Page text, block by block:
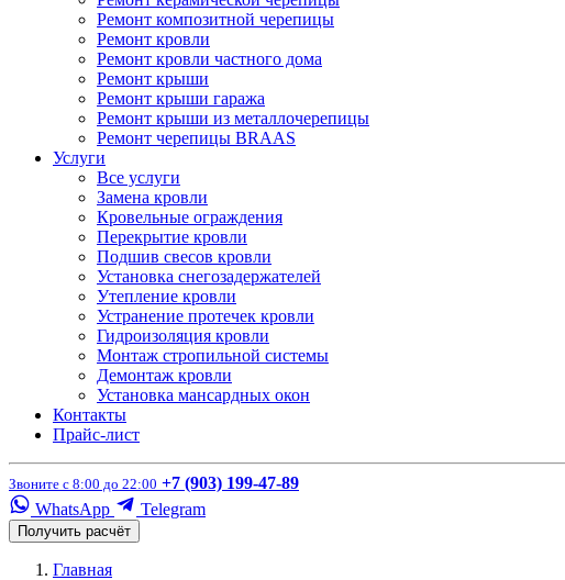
Ремонт композитной черепицы
Ремонт кровли
Ремонт кровли частного дома
Ремонт крыши
Ремонт крыши гаража
Ремонт крыши из металлочерепицы
Ремонт черепицы BRAAS
Услуги
Все услуги
Замена кровли
Кровельные ограждения
Перекрытие кровли
Подшив свесов кровли
Установка снегозадержателей
Утепление кровли
Устранение протечек кровли
Гидроизоляция кровли
Монтаж стропильной системы
Демонтаж кровли
Установка мансардных окон
Контакты
Прайс-лист
Звоните с 8:00 до 22:00 +7 (903) 199-47-89
WhatsApp
Telegram
Получить расчёт
Главная